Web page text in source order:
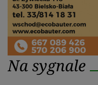
Na sygnale